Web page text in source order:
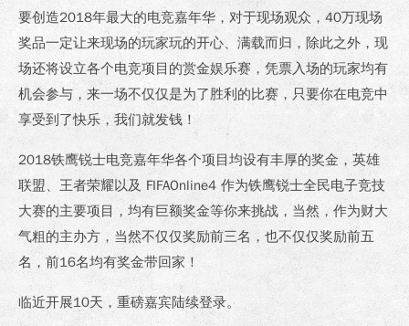
要创造2018年最大的电竞嘉年华，对于现场观众，40万现场
奖品一定让来现场的玩家玩的开心、满载而归，除此之外，现
场还将设立各个电竞项目的赏金娱乐赛，凭票入场的玩家均有
机会参与，来一场不仅仅是为了胜利的比赛，只要你在电竞中
享受到了快乐，我们就发钱！
2018铁鹰锐士电竞嘉年华各个项目均设有丰厚的奖金，英雄
联盟、王者荣耀以及 FIFAOnline4 作为铁鹰锐士全民电子竞技
大赛的主要项目，均有巨额奖金等你来挑战，当然，作为财大
气粗的主办方，当然不仅仅奖励前三名，也不仅仅奖励前五
名，前16名均有奖金带回家！
临近开展10天，重磅嘉宾陆续登录。